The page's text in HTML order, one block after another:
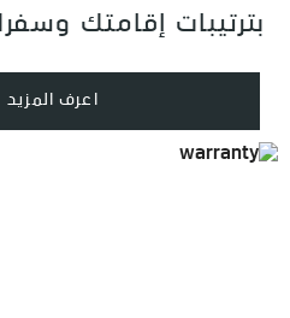
بترتيبات إقامتك
اعرف المزيد